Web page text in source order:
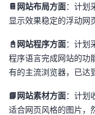
📔网站布局方面：计划
显示效果稳定的浮动网
📓网站程序方面：计划
程序语言完成网站的功
有的主流浏览器，已达
📘网站素材方面：计划
适合网页风格的图片，